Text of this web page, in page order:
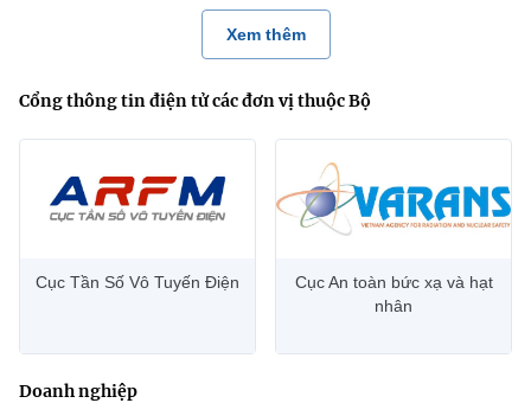
Xem thêm
Cổng thông tin điện tử các đơn vị thuộc Bộ
Cục Tần Số Vô Tuyến Điện
Cục An toàn bức xạ và hạt
nhân
Doanh nghiệp